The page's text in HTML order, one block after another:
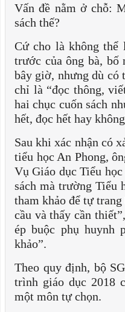
Vấn đề nằm ở chỗ:
sách thế?
Cứ cho là không thể
trước của ông bà, bố
bây giờ, nhưng dù có
chỉ là “đọc thông,
hai chục cuốn sách
hết, đọc hết hay
Sau khi xác nhận có
tiểu học An Phong,
Vụ Giáo dục Tiểu
sách mà trường Tiểu
tham khảo để tự
cầu và thấy cần
ép buộc phụ huynh
khảo”.
Theo quy định, bộ
trình giáo dục 2018
một môn tự chọn.